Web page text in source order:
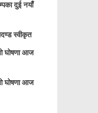
दुई नयाँ
स्वीकृत
घोषणा आज
घोषणा आज